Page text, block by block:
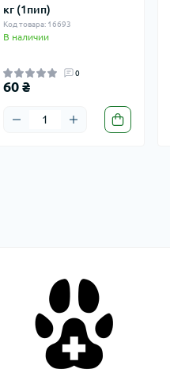
кг (1пип)
Код товара: 16693
В наличии
0
60 ₴